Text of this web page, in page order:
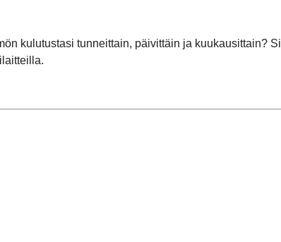
kulutustasi tunneittain, päivittäin ja kuukausittain?